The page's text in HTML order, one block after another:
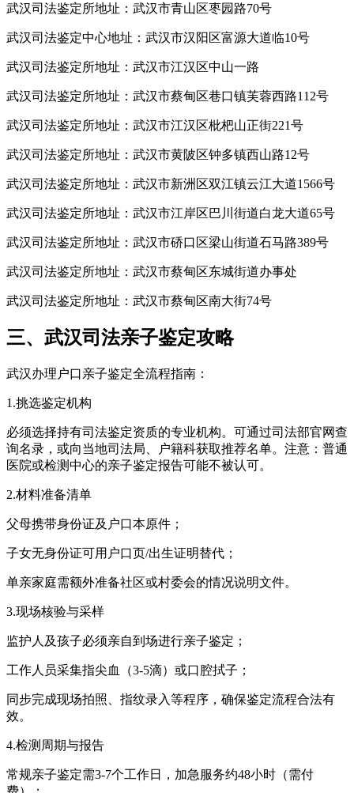
武汉司法鉴定所地址：武汉市青山区枣园路70号
武汉司法鉴定中心地址：武汉市汉阳区富源大道临10号
武汉司法鉴定所地址：武汉市江汉区中山一路
武汉司法鉴定所地址：武汉市蔡甸区巷口镇芙蓉西路112号
武汉司法鉴定所地址：武汉市江汉区枇杷山正街221号
武汉司法鉴定所地址：武汉市黄陂区钟多镇西山路12号
武汉司法鉴定所地址：武汉市新洲区双江镇云江大道1566号
武汉司法鉴定所地址：武汉市江岸区巴川街道白龙大道65号
武汉司法鉴定所地址：武汉市硚口区梁山街道石马路389号
武汉司法鉴定所地址：武汉市蔡甸区东城街道办事处
武汉司法鉴定所地址：武汉市蔡甸区南大街74号
三、武汉司法亲子鉴定攻略
武汉办理户口亲子鉴定全流程指南：
1.挑选鉴定机构
必须选择持有司法鉴定资质的专业机构。可通过司法部官网查
询名录，或向当地司法局、户籍科获取推荐名单。注意：普通
医院或检测中心的亲子鉴定报告可能不被认可。
2.材料准备清单
父母携带身份证及户口本原件；
子女无身份证可用户口页/出生证明替代；
单亲家庭需额外准备社区或村委会的情况说明文件。
3.现场核验与采样
监护人及孩子必须亲自到场进行亲子鉴定；
工作人员采集指尖血（3-5滴）或口腔拭子；
同步完成现场拍照、指纹录入等程序，确保鉴定流程合法有
效。
4.检测周期与报告
常规亲子鉴定需3-7个工作日，加急服务约48小时（需付